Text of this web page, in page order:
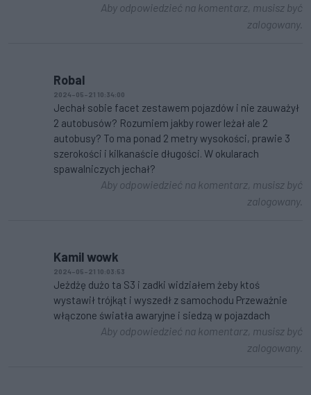
Aby odpowiedzieć na komentarz, musisz być
zalogowany.
Robal
2024-05-21 10:34:00
Jechał sobie facet zestawem pojazdów i nie zauważył
2 autobusów? Rozumiem jakby rower leżał ale 2
autobusy? To ma ponad 2 metry wysokości, prawie 3
szerokości i kilkanaście długości. W okularach
spawalniczych jechał?
Aby odpowiedzieć na komentarz, musisz być
zalogowany.
Kamil wowk
2024-05-21 10:03:53
Jeżdżę dużo ta S3 i zadki widziałem żeby ktoś
wystawił trójkąt i wyszedł z samochodu Przeważnie
włączone światła awaryjne i siedzą w pojazdach
Aby odpowiedzieć na komentarz, musisz być
zalogowany.